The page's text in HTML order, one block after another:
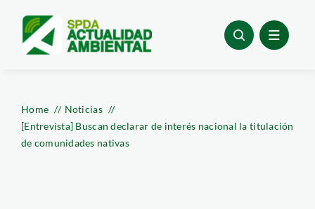
content
Home
Noticias
[Entrevista] Buscan declarar de interés nacional la titulación
de comunidades nativas